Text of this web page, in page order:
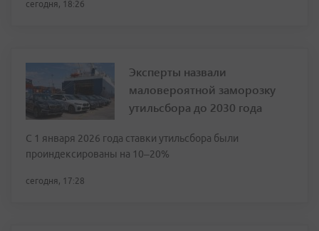
сегодня, 18:26
Эксперты назвали
маловероятной заморозку
утильсбора до 2030 года
С 1 января 2026 года ставки утильсбора были
проиндексированы на 10–20%
сегодня, 17:28